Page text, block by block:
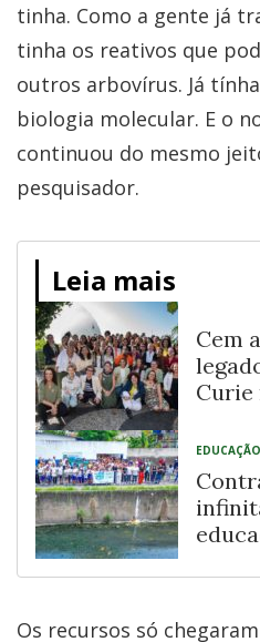
tinha. Como a gente já
tinha os reativos que
outros arbovírus. Já
biologia molecular. E o
continuou do mesmo
pesquisador.
Leia mais
Cem
Curie
EDUCAÇÃO
Os recursos só